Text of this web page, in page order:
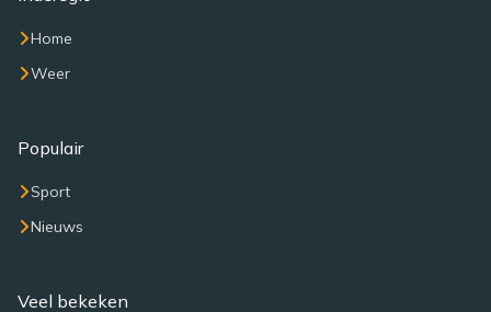
Home
Weer
Populair
Sport
Nieuws
Veel bekeken